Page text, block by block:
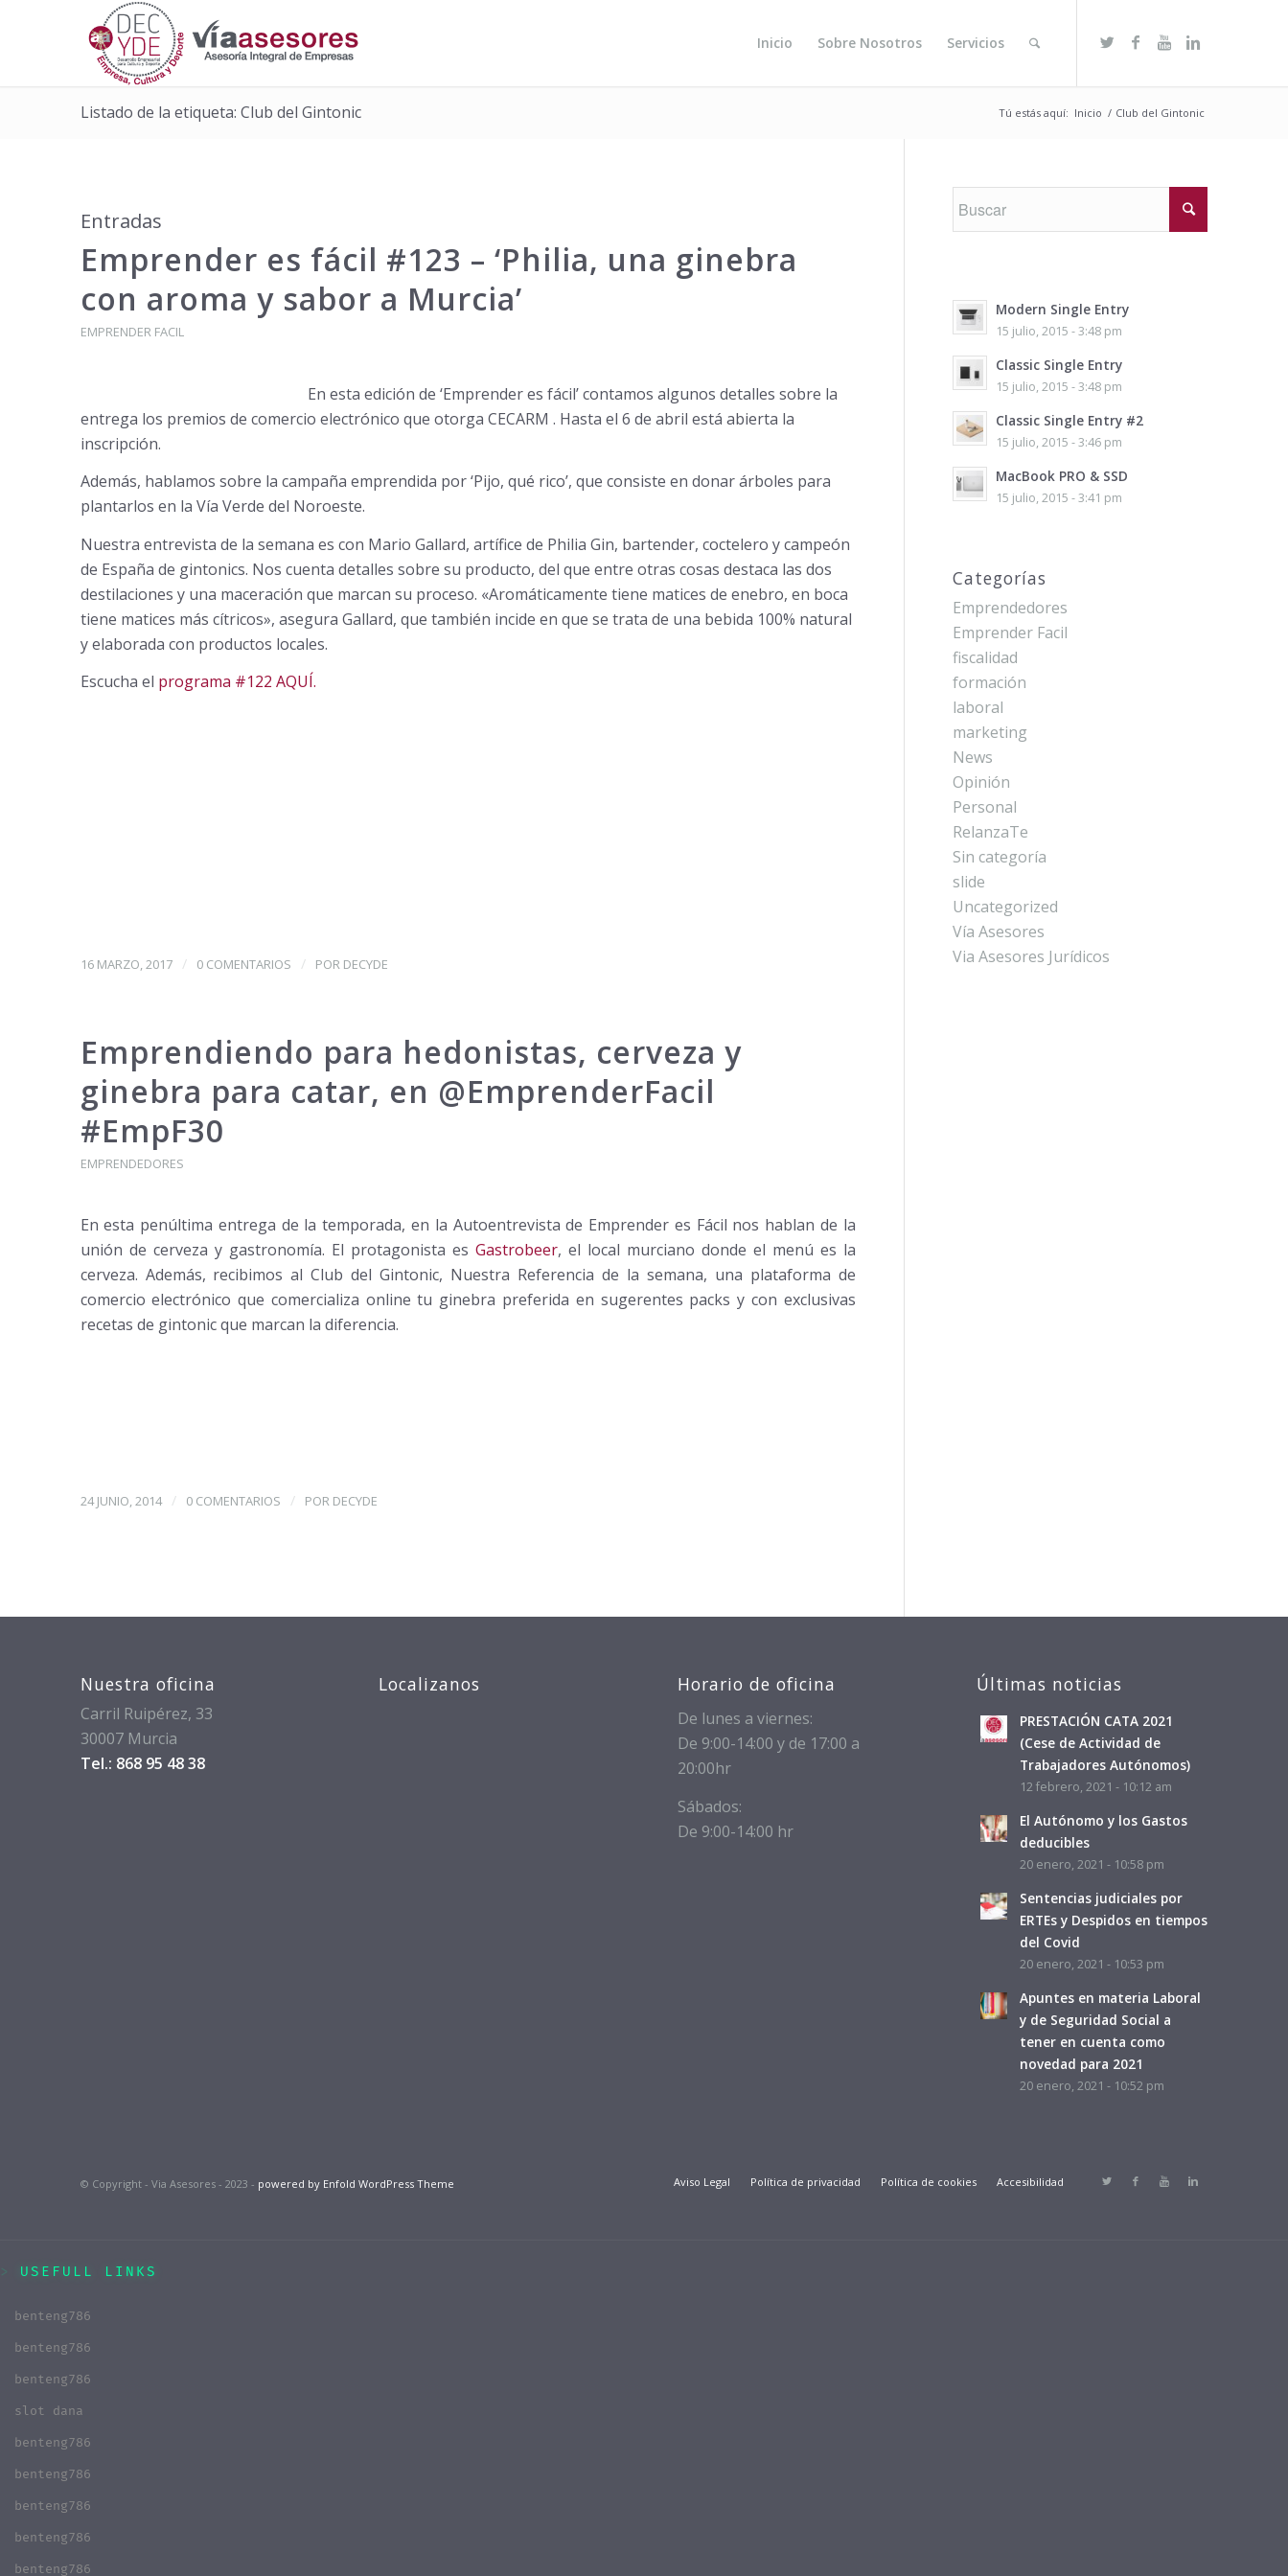
Inicio Sobre Nosotros Servicios
Listado de la etiqueta: Club del Gintonic Tú estás aquí: Inicio / Club del Gintonic
Entradas
Emprender es fácil #123 – ‘Philia, una ginebra
con aroma y sabor a Murcia’
EMPRENDER FACIL
En esta edición de ‘Emprender es fácil’ contamos algunos detalles sobre la
entrega los premios de comercio electrónico que otorga CECARM . Hasta el 6 de abril está abierta la
inscripción.
Además, hablamos sobre la campaña emprendida por ‘Pijo, qué rico’, que consiste en donar árboles para
plantarlos en la Vía Verde del Noroeste.
Nuestra entrevista de la semana es con Mario Gallard, artífice de Philia Gin, bartender, coctelero y campeón
de España de gintonics. Nos cuenta detalles sobre su producto, del que entre otras cosas destaca las dos
destilaciones y una maceración que marcan su proceso. «Aromáticamente tiene matices de enebro, en boca
tiene matices más cítricos», asegura Gallard, que también incide en que se trata de una bebida 100% natural
y elaborada con productos locales.
Escucha el programa #122 AQUÍ.
16 MARZO, 2017 / 0 COMENTARIOS / POR DECYDE
Emprendiendo para hedonistas, cerveza y
ginebra para catar, en @EmprenderFacil
#EmpF30
EMPRENDEDORES
En esta penúltima entrega de la temporada, en la Autoentrevista de Emprender es Fácil nos hablan de la
unión de cerveza y gastronomía. El protagonista es Gastrobeer, el local murciano donde el menú es la
cerveza. Además, recibimos al Club del Gintonic, Nuestra Referencia de la semana, una plataforma de
comercio electrónico que comercializa online tu ginebra preferida en sugerentes packs y con exclusivas
recetas de gintonic que marcan la diferencia.
24 JUNIO, 2014 / 0 COMENTARIOS / POR DECYDE
Modern Single Entry
15 julio, 2015 - 3:48 pm
Classic Single Entry
15 julio, 2015 - 3:48 pm
Classic Single Entry #2
15 julio, 2015 - 3:46 pm
MacBook PRO & SSD
15 julio, 2015 - 3:41 pm
Categorías
Emprendedores
Emprender Facil
fiscalidad
formación
laboral
marketing
News
Opinión
Personal
RelanzaTe
Sin categoría
slide
Uncategorized
Vía Asesores
Via Asesores Jurídicos
Nuestra oficina
Carril Ruipérez, 33
30007 Murcia
Tel.: 868 95 48 38
Localizanos Horario de oficina
De lunes a viernes:
De 9:00-14:00 y de 17:00 a
20:00hr
Sábados:
De 9:00-14:00 hr
Últimas noticias
PRESTACIÓN CATA 2021
(Cese de Actividad de
Trabajadores Autónomos)
12 febrero, 2021 - 10:12 am
El Autónomo y los Gastos
deducibles
20 enero, 2021 - 10:58 pm
Sentencias judiciales por
ERTEs y Despidos en tiempos
del Covid
20 enero, 2021 - 10:53 pm
Apuntes en materia Laboral
y de Seguridad Social a
tener en cuenta como
novedad para 2021
20 enero, 2021 - 10:52 pm
© Copyright - Via Asesores - 2023 - powered by Enfold WordPress Theme Aviso Legal Política de privacidad Política de cookies Accesibilidad
USEFULL LINKS
benteng786
benteng786
benteng786
slot dana
benteng786
benteng786
benteng786
benteng786
benteng786